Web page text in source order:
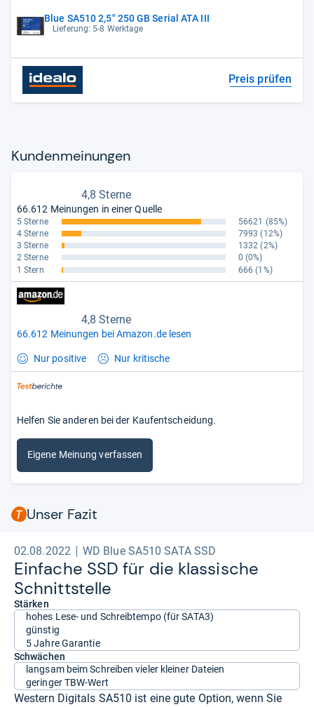
Blue SA510 2,5" 250 GB Serial ATA III
Lieferung: 5-8 Werktage
Preis prüfen
Kun­den­mei­nun­gen
4,8 Sterne
66.612 Meinungen in einer Quelle
5 Sterne 56621 (85%)
4 Sterne
7993 (12%)
3 Sterne
1332 (2%)
2 Sterne
0 (0%)
1 Stern
666 (1%)
4,8 Sterne
66.612 Meinungen bei Amazon.de lesen
Nur positive Nur kritische
Helfen Sie anderen bei der Kaufentscheidung.
Eigene Meinung verfassen
Unser Fazit
02.08.2022 WD Blue SA510 SATA SSD
Ein­fa­che SSD für die klas­si­sche
Schnitt­stelle
Stärken
hohes Lese- und Schreibtempo (für SATA3)
günstig
5 Jahre Garantie
Schwächen
langsam beim Schreiben vieler kleiner Dateien
geringer TBW-Wert
Western Digitals SA510 ist eine gute Option, wenn Sie